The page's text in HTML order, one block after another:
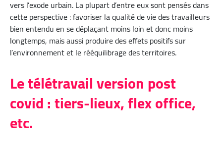
vers l’exode urbain. La plupart d’entre eux sont pensés dans
cette perspective : favoriser la qualité de vie des travailleurs
bien entendu en se déplaçant moins loin et donc moins
longtemps, mais aussi produire des effets positifs sur
l’environnement et le rééquilibrage des territoires.
Le télétravail version post
covid : tiers-lieux, flex office,
etc.